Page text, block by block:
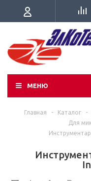
МЕНЮ
Главная - Каталог -
Для